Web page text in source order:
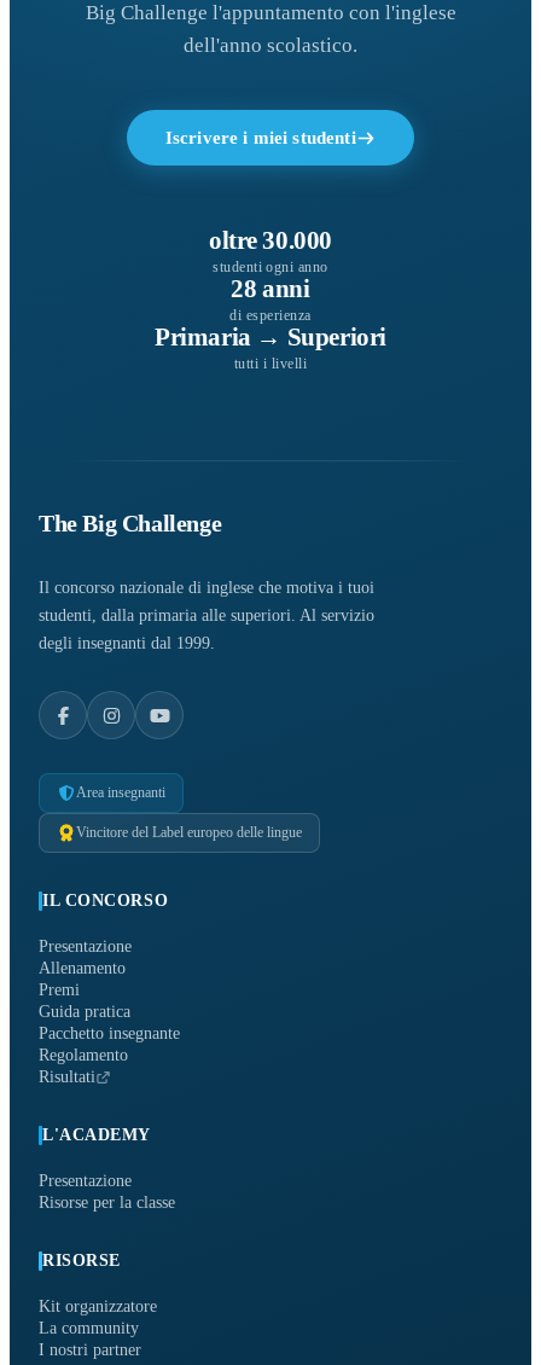
Big Challenge l'appuntamento con l'inglese
dell'anno scolastico.
Iscrivere i miei studenti
oltre 30.000
studenti ogni anno
28 anni
di esperienza
Primaria → Superiori
tutti i livelli
The Big Challenge
Il concorso nazionale di inglese che motiva i tuoi
studenti, dalla primaria alle superiori. Al servizio
degli insegnanti dal 1999.
Area insegnanti
Vincitore del Label europeo delle lingue
IL CONCORSO
Presentazione
Allenamento
Premi
Guida pratica
Pacchetto insegnante
Regolamento
Risultati
L'ACADEMY
Presentazione
Risorse per la classe
RISORSE
Kit organizzatore
La community
I nostri partner